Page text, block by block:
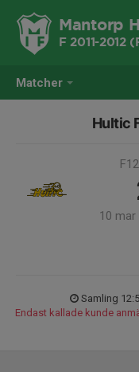
Matcher
Mantorp
F 2011-2012
Hultic
10 mar
Samling
Endast kallade kunde